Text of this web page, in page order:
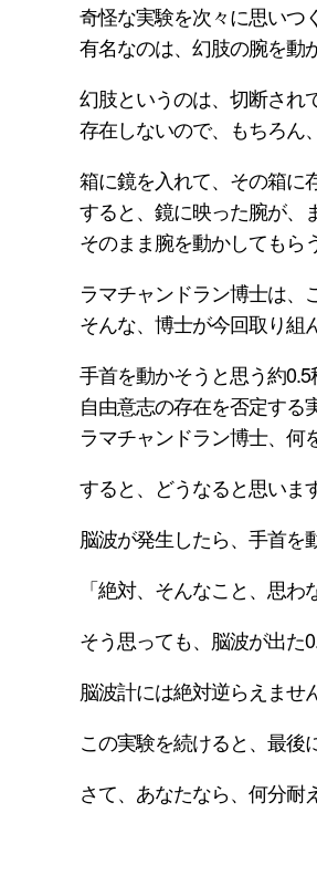
奇怪な実験を次々に思いつ
有名なのは、幻肢の腕を動
幻肢というのは、切断され
存在しないので、もちろん
箱に鏡を入れて、その箱に
すると、鏡に映った腕が、
そのまま腕を動かしてもら
ラマチャンドラン博士は、
そんな、博士が今回取り組
手首を動かそうと思う約0.5
自由意志の存在を否定する
ラマチャンドラン博士、何
すると、どうなると思いま
脳波が発生したら、手首を
「絶対、そんなこと、思わ
そう思っても、脳波が出た
脳波計には絶対逆らえませ
この実験を続けると、最後
さて、あなたなら、何分耐